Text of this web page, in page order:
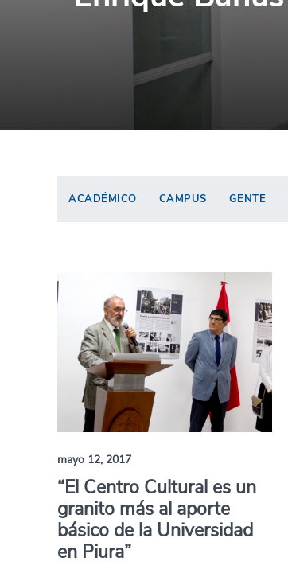
ACADÉMICO CAMPUS GENTE
mayo 12, 2017
“El Centro Cultural es un
granito más al aporte
básico de la Universidad
en Piura”